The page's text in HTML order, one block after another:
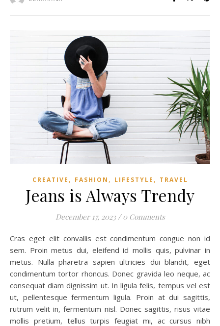
CREATIVE , FASHION , LIFESTYLE , TRAVEL
Jeans is Always Trendy
December 17, 2023 / 0 Comments
Cras eget elit convallis est condimentum congue non id
sem. Proin metus dui, eleifend id mollis quis, pulvinar in
metus. Nulla pharetra sapien ultricies dui blandit, eget
condimentum tortor rhoncus. Donec gravida leo neque, ac
consequat diam dignissim ut. In ligula felis, tempus vel est
ut, pellentesque fermentum ligula. Proin at dui sagittis,
rutrum velit in, fermentum nisl. Donec sagittis, risus vitae
mollis pretium, tellus turpis feugiat mi, ac cursus nibh